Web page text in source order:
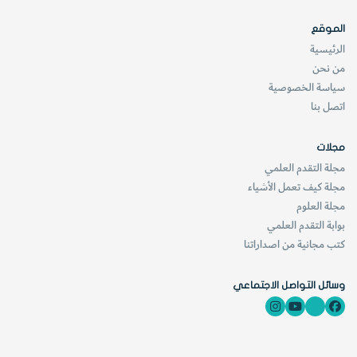
حساء الحجر
الموقع
الرئيسية
من نحن
سياسة الخصوصية
اتصل بنا
مجلات
مجلة التقدم العلمي
مجلة كيف تعمل الأشياء
مجلة العلوم
بوابة التقدم العلمي
كتب مجانية من اصداراتنا
وسائل التواصل الاجتماعي